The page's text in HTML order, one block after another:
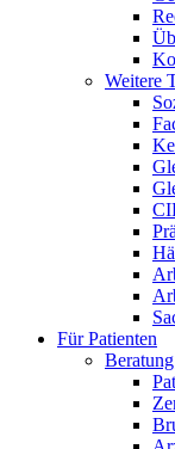
Weitere
Für Patienten